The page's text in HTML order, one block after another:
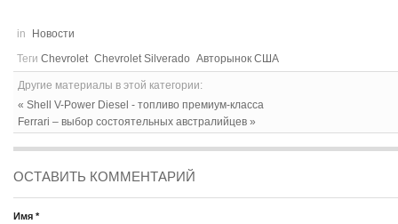
in
Новости
Теги Chevrolet Chevrolet Silverado Авторынок США
Другие материалы в этой категории:
« Shell V-Power Diesel - топливо премиум-класса
Ferrari – выбор состоятельных австралийцев »
ОСТАВИТЬ КОММЕНТАРИЙ
Имя *